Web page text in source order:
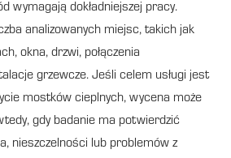
wymagają dokładniejszej pracy.
analizowanych miejsc, takich jak
okna, drzwi, połączenia
grzewcze. Jeśli celem usługi jest
mostków cieplnych, wycena może
gdy badanie ma potwierdzić
nieszczelności lub problemów z